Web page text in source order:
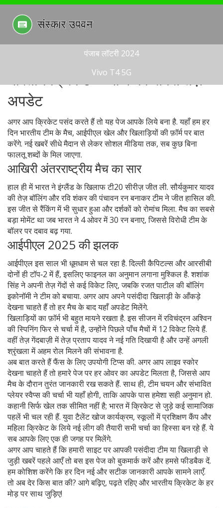
पंजाब लॉटरी 2024
Vivo T4 5G
भारतीय क्रिकेट – आज का सबसे तेज़
अपडेट
अगर आप क्रिकेट पसंद करते हैं तो यह पेज आपके लिये बना है. यहाँ हम हर
दिन भारतीय टीम के मैच, आईपीएल खेल और खिलाड़ियों की फ़ॉर्म पर बात
करेंगे. नई खबरें सीधे मैदान से लेकर सोशल मीडिया तक, सब कुछ बिना
फालतू शब्दों के मिल जाएगा.
आखिरी अंतरराष्ट्रीय मैच का सार
हाल ही में भारत ने इंग्लैंड के खिलाफ टी20 सीरीज़ जीत ली. सौर्यकुमार यादव
की तेज़ बॉलिंग और रवि शंकर की पंचावन रन बनाकर टीम ने जीत हासिल की.
इस जीत से रैंकिंग में भी सुधार हुआ और दर्शकों को रोमांच मिला. मैच का सबसे
बड़ा मोमेंट था जब भारत ने 4 ओवर में 30 रन बनाए, जिससे विरोधी टीम के
बॉलर पर दबाव बढ़ गया.
आईपीएल 2025 की झलक
आईपीएल इस साल भी धूमधाम से चल रहा है. दिल्ली कैपिटल्स और आरसीबी
दोनों ही टॉप‑2 में हैं, इसलिए फाइनल का अनुमान लगाना मुश्किल है. शशांक
सिंह ने अपनी तेज़ गेंदों से कई विकेट लिए, जबकि रजत पाटील की बॉलिंग
इकोनॉमी ने टीम को बचाया. अगर आप अपने पसंदीदा खिलाड़ी के आँकड़े
देखना चाहते हैं तो हर मैच के बाद यहाँ अपडेट मिलेंगे.
खिलाड़ियों का फ़ॉर्म भी बहुत मायने रखता है. इस सीजन में रविचंद्रन अश्विन
की स्पिनिंग फिर से चर्चा में है, उन्होंने पिछले पाँच मैचों में 12 विकेट लिये हैं.
वहीं तेज़ गेंदबाज़ी में तेज़ प्रताप यादव ने नई गति दिखायी है और उन्हें अगली
श्रृंखला में अहम रोल मिलने की संभावना है.
अब बात करते हैं फैंस के लिए उपयोगी टिप्स की. अगर आप लाइव स्कोर
देखना चाहते हैं तो हमारे पेज पर हर ओवर का अपडेट मिलता है, जिससे आप
मैच के दौरान तुरंत जानकारी रख सकते हैं. साथ ही, टीम चयन और संभावित
प्लेयर स्वैप्स की चर्चा भी यहाँ होगी, ताकि आपके पास हमेशा सही अनुमान हो.
कहानी सिर्फ खेल तक सीमित नहीं है; भारत में क्रिकेट से जुड़े कई सामाजिक
पहलें भी चल रही हैं. युवा टैलेंट खोज कार्यक्रम, स्कूलों में प्रशिक्षण कैंप और
महिला क्रिकेट के लिये नई लीग की तैयारी सभी चर्चा का हिस्सा बन रहे हैं. ये
सब आपके लिए एक ही जगह पर मिलेंगे.
अगर आप चाहते हैं कि हमारी साइट पर आपकी पसंदीदा टीम या खिलाड़ी से
जुड़ी खबरें पहले आएँ तो बस इस पेज को बुकमार्क करें और हमसे फीडबैक दें.
हम कोशिश करेंगे कि हर दिन नई और सटीक जानकारी आपके सामने लाएँ.
तो अब देर किस बात की? आगे बढ़िए, पढ़ते रहिए और भारतीय क्रिकेट के हर
मोड़ पर साथ जुड़िए!